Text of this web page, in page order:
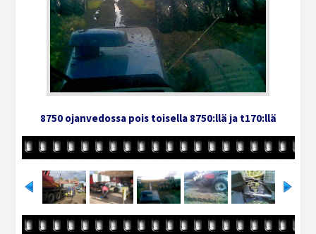
8750 ojanvedossa pois toisella 8750:llä ja t170:llä